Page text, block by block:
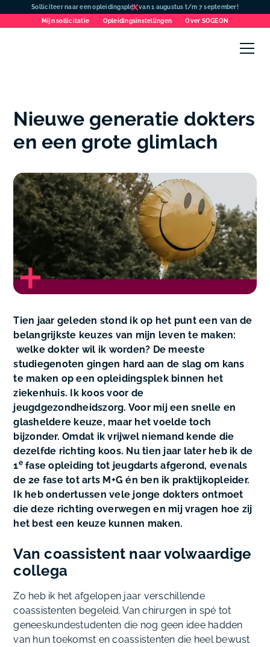
Solliciteer naar een opleidingsplek van 1 augustus t/m 7 september!
Mijn sollicitatie
Opleidingsinstellingen Over SOGEON
Nieuwe generatie dokters
en een grote glimlach
Tien jaar geleden stond ik op het punt een van de
belangrijkste keuzes van mijn leven te maken:
welke dokter wil ik worden? De meeste
studiegenoten gingen hard aan de slag om kans
te maken op een opleidingsplek binnen het
ziekenhuis. Ik koos voor de
jeugdgezondheidszorg. Voor mij een snelle en
glasheldere keuze, maar het voelde toch
bijzonder. Omdat ik vrijwel niemand kende die
dezelfde richting koos. Nu tien jaar later heb ik de
1efase opleiding tot jeugdarts afgerond, evenals
de 2e fase tot arts M+G én ben ik praktijkopleider.
Ik heb ondertussen vele jonge dokters ontmoet
die deze richting overwegen en mij vragen hoe zij
het best een keuze kunnen maken.
Van coassistent naar volwaardige
collega
Zo heb ik het afgelopen jaar verschillende
coassistenten begeleid. Van chirurgen in spé tot
geneeskundestudenten die nog geen idee hadden
van hun toekomst en coassistenten die heel bewust